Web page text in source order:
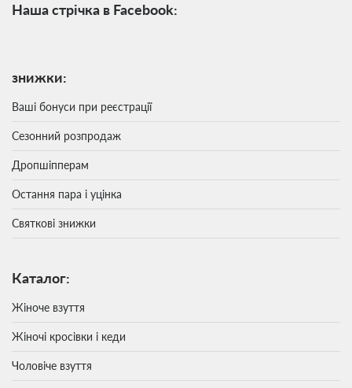
Наша стрічка в Facebook:
знижки:
Ваші бонуси при реєстрації
Сезонний розпродаж
Дропшіпперам
Остання пара і уцінка
Святкові знижки
Каталог:
Жіноче взуття
Жіночі кросівки і кеди
Чоловіче взуття